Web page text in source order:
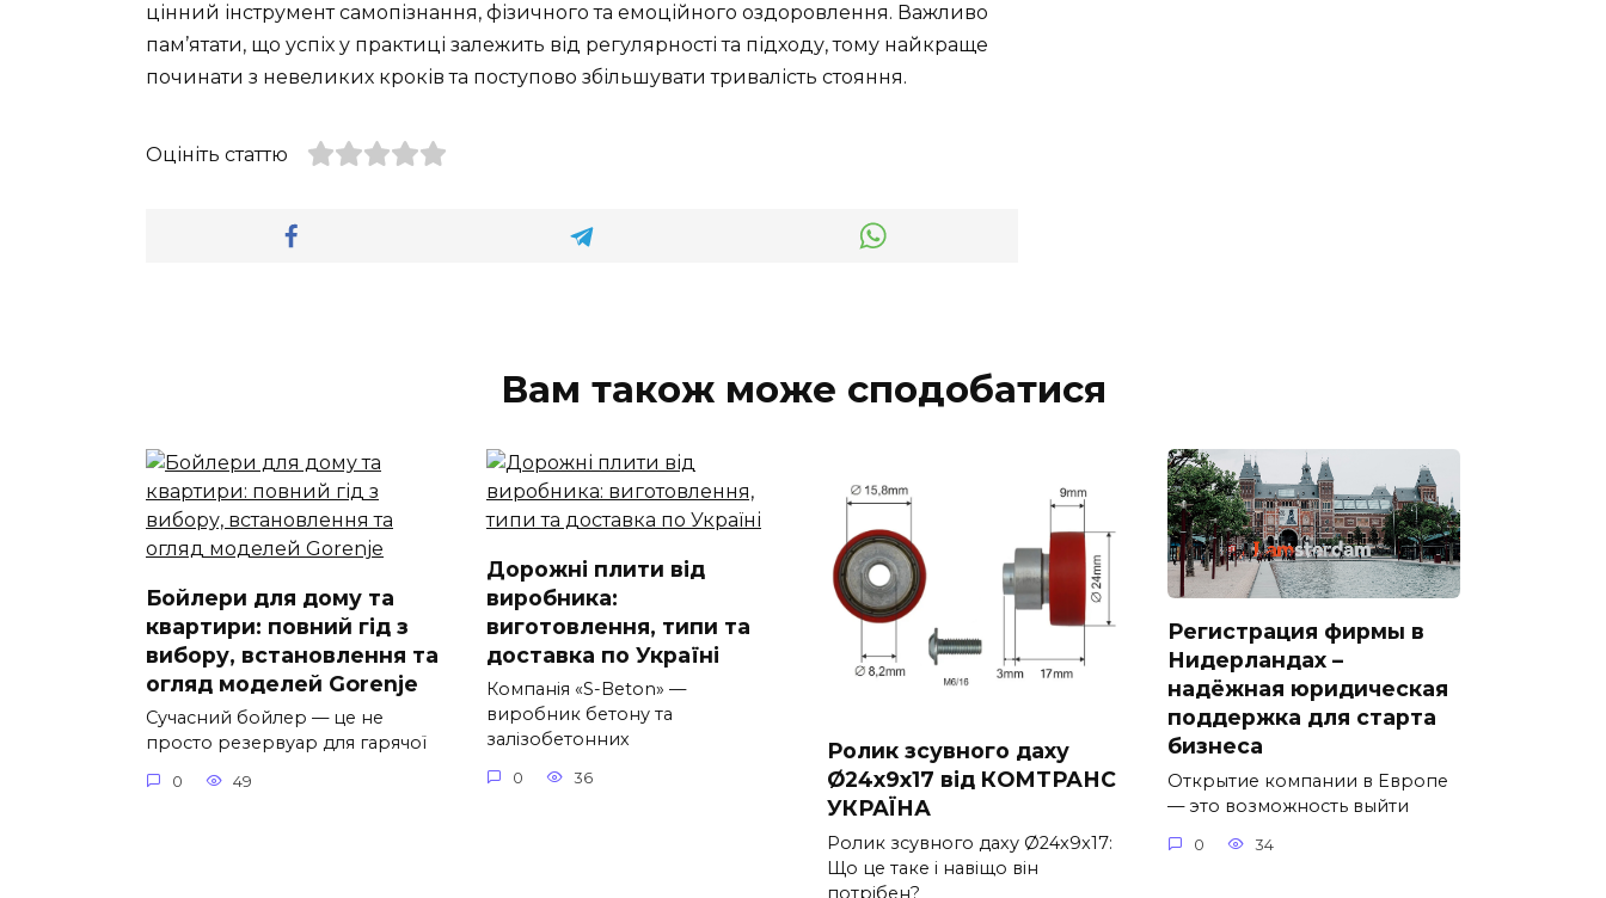
цінний інструмент самопізнання, фізичного та емоційного оздоровлення. Важливо
пам’ятати, що успіх у практиці залежить від регулярності та підходу, тому найкраще
починати з невеликих кроків та поступово збільшувати тривалість стояння.
Оцініть статтю
Вам також може сподобатися
Бойлери для дому та
квартири: повний гід з
вибору, встановлення та
огляд моделей Gorenje
Сучасний бойлер — це не
просто резервуар для гарячої
0 49
Дорожні плити від
виробника:
виготовлення, типи та
доставка по Україні
Компанія «S-Beton» —
виробник бетону та
залізобетонних
0 36
Ролик зсувного даху
Ø24x9x17 від КОМТРАНС
УКРАЇНА
Ролик зсувного даху Ø24x9x17:
Що це таке і навіщо він
потрібен?
Регистрация фирмы в
Нидерландах –
надёжная юридическая
поддержка для старта
бизнеса
Открытие компании в Европе
— это возможность выйти
0 34